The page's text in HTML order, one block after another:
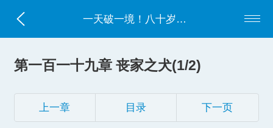
一天破一境！八十岁才成武道天才？
第一百一十九章 丧家之犬(1/2)
上一章 目录 下一页